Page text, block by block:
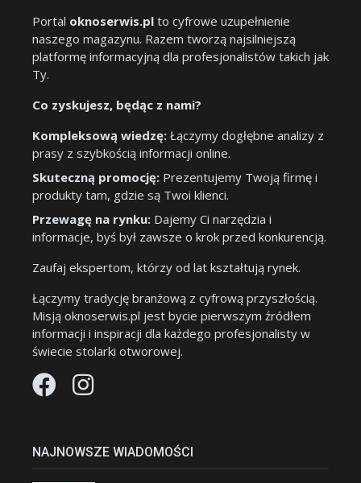
Portal oknoserwis.pl to cyfrowe uzupełnienie
naszego magazynu. Razem tworzą najsilniejszą
platformę informacyjną dla profesjonalistów takich jak
Ty.
Co zyskujesz, będąc z nami?
Kompleksową wiedzę: Łączymy dogłębne analizy z
prasy z szybkością informacji online.
Skuteczną promocję: Prezentujemy Twoją firmę i
produkty tam, gdzie są Twoi klienci.
Przewagę na rynku: Dajemy Ci narzędzia i
informacje, byś był zawsze o krok przed konkurencją.
Zaufaj ekspertom, którzy od lat kształtują rynek.
Łączymy tradycję branżową z cyfrową przyszłością.
Misją oknoserwis.pl jest bycie pierwszym źródłem
informacji i inspiracji dla każdego profesjonalisty w
świecie stolarki otworowej.
NAJNOWSZE WIADOMOŚCI